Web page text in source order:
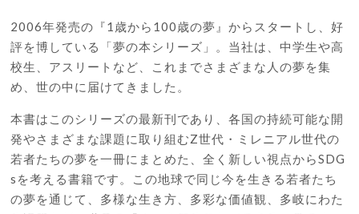
2006年発売の『1歳から100歳の夢』からスタートし、好
評を博している「夢の本シリーズ」。当社は、中学生や高
校生、アスリートなど、これまでさまざまな人の夢を集
め、世の中に届けてきました。
本書はこのシリーズの最新刊であり、各国の持続可能な開
発やさまざまな課題に取り組むZ世代・ミレニアル世代の
若者たちの夢を⼀冊にまとめた、全く新しい視点からSDG
sを考える書籍です。この地球で同じ今を⽣きる若者たち
の夢を通じて、多様な⽣き⽅、多彩な価値観、多岐にわた